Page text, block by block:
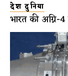
देश दुनिया
भारत की